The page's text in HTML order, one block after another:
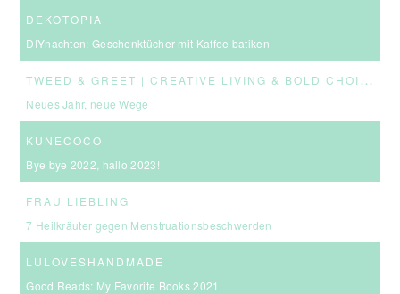
DEKOTOPIA
DIYnachten: Geschenktücher mit Kaffee batiken
T
WEED & GREET | CREATIVE LIVING & BOLD CHOICES
Neues Jahr, neue Wege
KUNECOCO
Bye bye 2022, hallo 2023!
FRAU LIEBLING
7 Heilkräuter gegen Menstruationsbeschwerden
LULOVESHANDMADE
Good Reads: My Favorite Books 2021